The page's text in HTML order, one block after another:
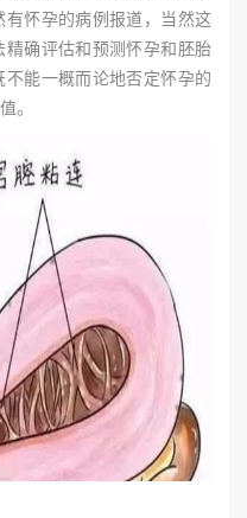
怀孕的病例报道，当然这
确评估和预测怀孕和胚胎
能一概而论地否定怀孕的
。